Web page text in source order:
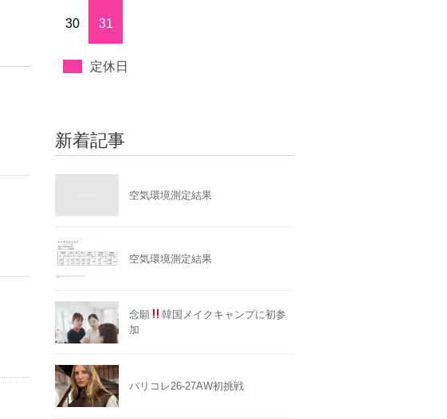
30 31
定休日
新着記事
空気環境測定結果
空気環境測定結果
念願
韓国メイクキャンプに初参
加
パリコレ26-27AW初挑戦